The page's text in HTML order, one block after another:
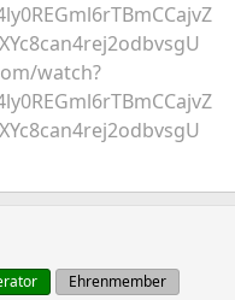
watch?
Ehrenmember